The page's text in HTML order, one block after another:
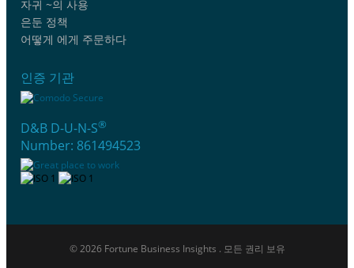
자귀 ~의 사용
은둔 정책
어떻게 에게 주문하다
인증 기관
D&B D-U-N-S®
Number: 861494523
© 2026 Fortune Business Insights . 모든 권리 보유